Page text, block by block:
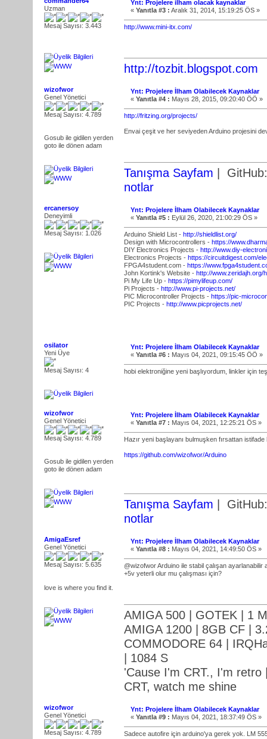
Uzman
Mesaj Sayısı: 3.443
Ynt: Projelere ilham olacak kaynaklar
« Yanıtla #3 : Aralık 31, 2014, 15:19:25 ÖS »
http://www.mini-itx.com/
http://tozbit.blogspot.com
wizofwor
Genel Yönetici
Mesaj Sayısı: 4.789
Gosub ile gidilen yerden
goto ile dönen adam
Ynt: Projelere İlham Olabilecek Kaynaklar
« Yanıtla #4 : Mayıs 28, 2015, 09:20:40 ÖÖ »
http://fritzing.org/projects/
Envai çeşit ve her seviyeden Arduino projesini
Tanışma Sayfam |
notlar
ercanersoy
Deneyimli
Mesaj Sayısı: 1.026
Ynt: Projelere İlham Olabilecek Kaynaklar
« Yanıtla #5 : Eylül 26, 2020, 21:00:29 ÖS »
Arduino Shield List - http://shieldlist.org/
Design with Microcontrollers - https://
DIY Electronics Projects - http://www.diy-
Electronics Projects - https://circuitdigest.com/
FPGA4student.com - https://
John Kortink's Website - http://www.zeridajh.org/
Pi My Life Up - https://pimylifeup.com/
Pi Projects - http://www.pi-projects.net/
PIC Microcontroller Projects - https://pic-
PIC Projects - http://www.picprojects.net/
osilator
Yeni Üye
Mesaj Sayısı: 4
Ynt: Projelere İlham Olabilecek Kaynaklar
« Yanıtla #6 : Mayıs 04, 2021, 09:15:45 ÖÖ »
hobi elektroniğine yeni başlıyordum, linkler için
wizofwor
Genel Yönetici
Mesaj Sayısı: 4.789
Gosub ile gidilen yerden
goto ile dönen adam
Ynt: Projelere İlham Olabilecek Kaynaklar
« Yanıtla #7 : Mayıs 04, 2021, 12:25:21 ÖS »
Hazır yeni başlayanı bulmuşken fırsattan
https://github.com/wizofwor/Arduino
Tanışma Sayfam |
notlar
AmigaEsref
Genel Yönetici
Mesaj Sayısı: 5.635
love is where you find it.
Ynt: Projelere İlham Olabilecek Kaynaklar
« Yanıtla #8 : Mayıs 04, 2021, 14:49:50 ÖS »
@wizofwor Arduino ile stabil çalışan ayarlanabilir
+5v yeterli olur mu çalışması için?
AMIGA 500 | GOTEK | 1
AMIGA 1200 | 8GB CF |
COMMODORE 64 |
| 1084 S
'Cause I'm CRT., I'm retro
CRT, watch me shine
wizofwor
Genel Yönetici
Mesaj Sayısı: 4.789
Ynt: Projelere İlham Olabilecek Kaynaklar
« Yanıtla #9 : Mayıs 04, 2021, 18:37:49 ÖS »
Sadece autofire için arduino'ya gerek yok. LM 555